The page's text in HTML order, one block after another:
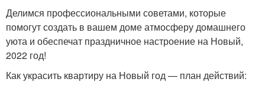
Делимся профессиональными советами, которые
помогут создать в вашем доме атмосферу домашнего
уюта и обеспечат праздничное настроение на Новый,
2022 год!
Как украсить квартиру на Новый год — план действий: